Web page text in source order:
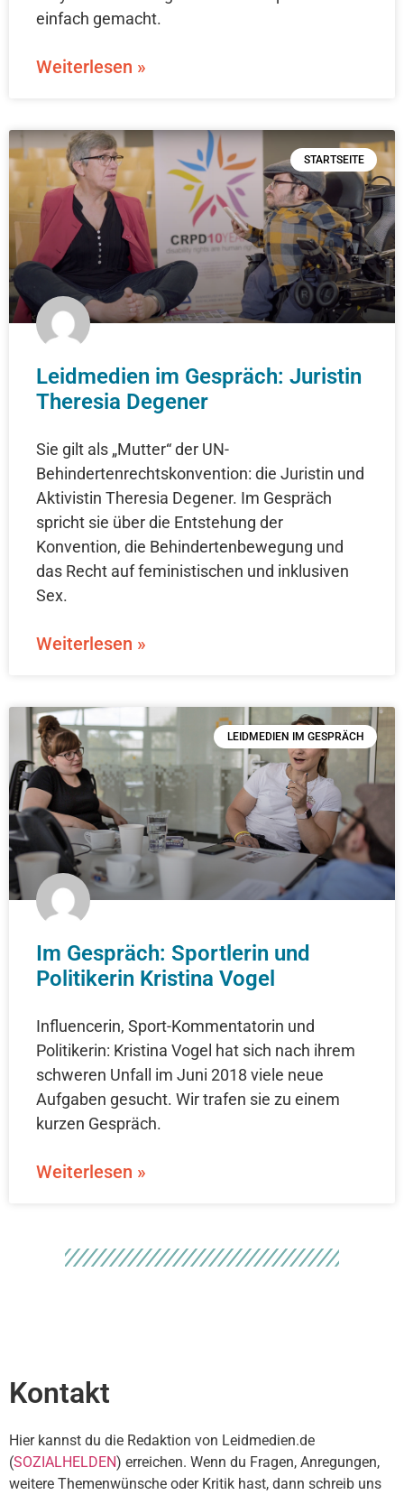
einfach gemacht.
Weiterlesen »
STARTSEITE
Leidmedien im Gespräch: Juristin
Theresia Degener
Sie gilt als „Mutter“ der UN-
Behindertenrechtskonvention: die Juristin und
Aktivistin Theresia Degener. Im Gespräch
spricht sie über die Entstehung der
Konvention, die Behindertenbewegung und
das Recht auf feministischen und inklusiven
Sex.
Weiterlesen »
LEIDMEDIEN IM GESPRÄCH
Im Gespräch: Sportlerin und
Politikerin Kristina Vogel
Influencerin, Sport-Kommentatorin und
Politikerin: Kristina Vogel hat sich nach ihrem
schweren Unfall im Juni 2018 viele neue
Aufgaben gesucht. Wir trafen sie zu einem
kurzen Gespräch.
Weiterlesen »
Kontakt
Hier kannst du die Redaktion von Leidmedien.de
(SOZIALHELDEN) erreichen. Wenn du Fragen, Anregungen,
weitere Themenwünsche oder Kritik hast, dann schreib uns